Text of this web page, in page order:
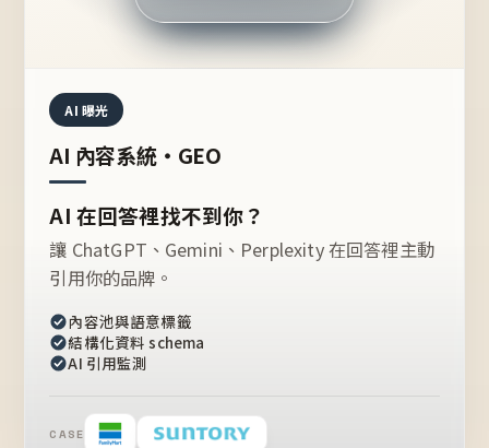
推薦的台灣品牌？
AI 曝光
AI 內容系統・GEO
AI 在回答裡找不到你？
讓 ChatGPT、Gemini、Perplexity 在回答裡主動
引用你的品牌。
內容池與語意標籤
結構化資料 schema
AI 引用監測
CASE